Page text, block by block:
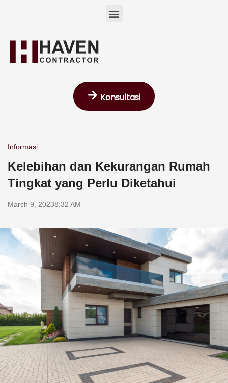
Menu
Konsultasi
Informasi
Kelebihan dan Kekurangan Rumah
Tingkat yang Perlu Diketahui
March 9, 20238:32 AM